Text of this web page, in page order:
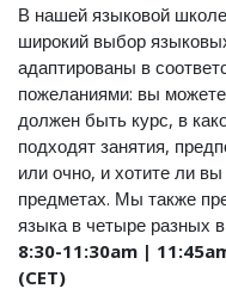
В нашей языковой
широкий выбор
адаптированы в
пожеланиями: вы
должен быть курс, в
подходят занятия,
или очно, и хотите ли
предметах. Мы также
языка в четыре разных
8:30-11:30am |
(CET)